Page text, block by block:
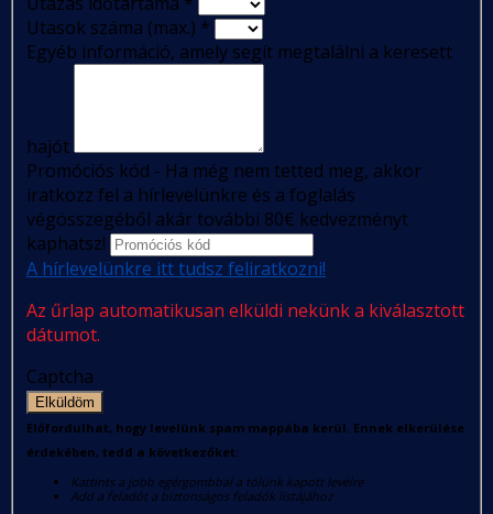
Utasok száma (max.) *
Egyéb információ, amely segít megtalálni a keresett
hajót
Promóciós kód - Ha még nem tetted meg, akkor
iratkozz fel a hírlevelünkre és a foglalás
végösszegéből akár további 80€ kedvezményt
kaphatsz!
A hírlevelünkre itt tudsz feliratkozni!
Az űrlap automatikusan elküldi nekünk a kiválasztott
dátumot.
Captcha
Elküldöm
Előfordulhat, hogy levelünk spam mappába kerül. Ennek elkerülése
érdekében, tedd a következőket:
Kattints a jobb egérgombbal a tőlünk kapott levélre
Add a feladót a biztonságos feladók listájához